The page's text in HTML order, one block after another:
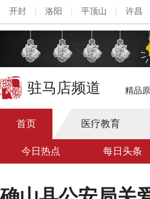
开封 洛阳 平顶山 许昌
驻马店频道 精品
首页 医疗教育
今日热点 每日头条